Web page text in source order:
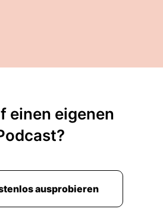
einen eigenen
ausprobieren